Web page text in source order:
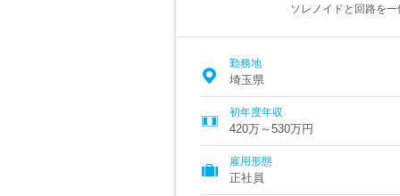
ソレノイドと回路を
勤務地
埼玉県
初年度年収
420万～530万円
雇用形態
正社員